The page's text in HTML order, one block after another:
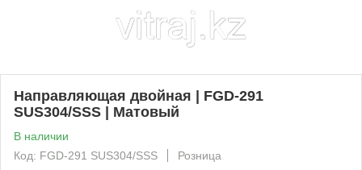
Направляющая двойная | FGD-291
SUS304/SSS | Матовый
В наличии
Код: FGD-291 SUS304/SSS
Розница